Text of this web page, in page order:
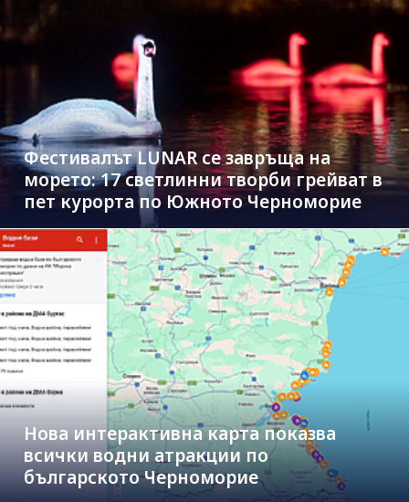
Фестивалът LUNAR се завръща на
морето: 17 светлинни творби грейват в
пет курорта по Южното Черноморие
Нова интерактивна карта показва
всички водни атракции по
българското Черноморие